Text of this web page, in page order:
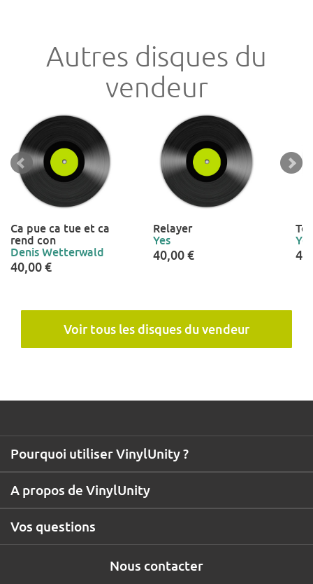
Autres disques du
vendeur
Ca pue ca tue et ca
rend con
Denis Wetterwald
40,00 €
Relayer
Yes
40,00 €
Yes
Voir tous les disques du vendeur
Nous contacter
A propos de VinylUnity
Pourquoi utiliser VinylUnity ?
Vos questions